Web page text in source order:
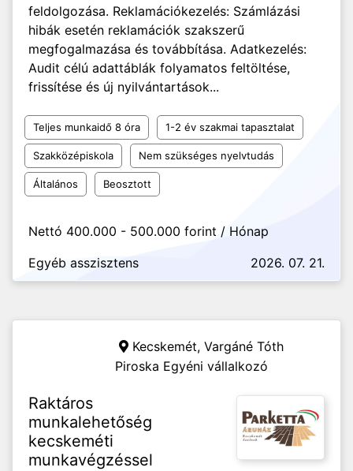
feldolgozása. Reklamációkezelés: Számlázási
hibák esetén reklamációk szakszerű
megfogalmazása és továbbítása. Adatkezelés:
Audit célú adattáblák folyamatos feltöltése,
frissítése és új nyilvántartások...
Teljes munkaidő 8 óra 1-2 év szakmai tapasztalat
Szakközépiskola Nem szükséges nyelvtudás
Általános Beosztott
Nettó 400.000 - 500.000 forint / Hónap
Egyéb asszisztens
2026. 07. 21.
Kecskemét, Vargáné Tóth
Piroska Egyéni vállalkozó
Raktáros
munkalehetőség
kecskeméti
munkavégzéssel